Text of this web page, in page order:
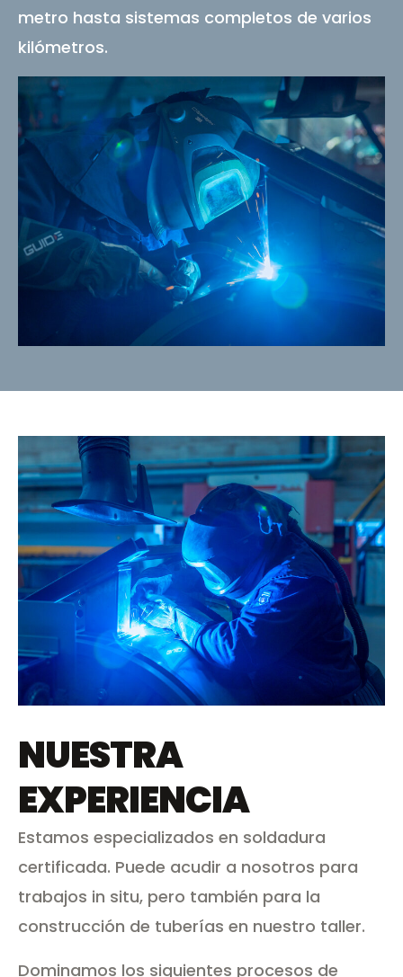
metro hasta sistemas completos de varios
kilómetros.
NUESTRA
EXPERIENCIA
Estamos especializados en soldadura
certificada. Puede acudir a nosotros para
trabajos in situ, pero también para la
construcción de tuberías en nuestro taller.
Dominamos los siguientes procesos de